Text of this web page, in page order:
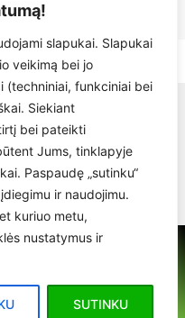
slapukai. Slapukai
veikimą bei jo
(techniniai, funkciniai bei
Siekiant
bei pateikti
Jums, tinklapyje
Paspaudę „sutinku“
ir naudojimu.
kuriuo metu,
nustatymus ir
SUTINKU
KLINIKA VILNIUJE
+370 62078846